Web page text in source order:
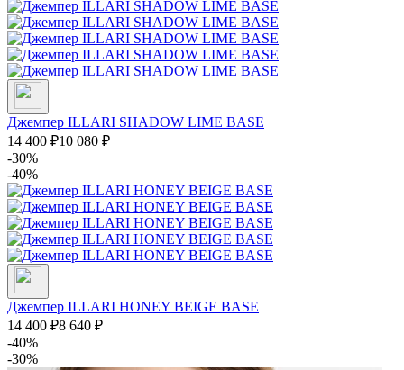
Джемпер ILLARI SHADOW LIME BASE
14 400 ₽10 080 ₽
-30%
-40%
Джемпер ILLARI HONEY BEIGE BASE
14 400 ₽8 640 ₽
-40%
-30%